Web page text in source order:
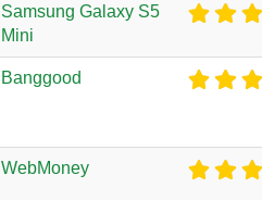
Samsung Galaxy S5
Mini
Banggood
WebMoney